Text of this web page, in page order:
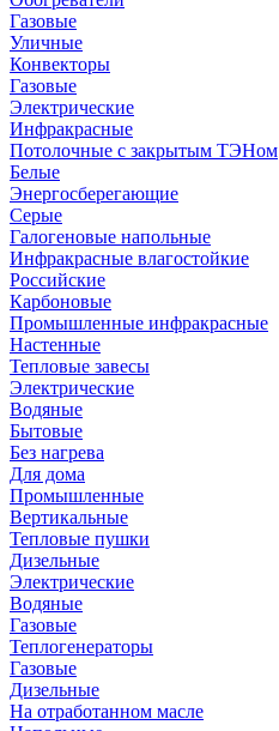
Газовые
Уличные
Конвекторы
Газовые
Электрические
Инфракрасные
Потолочные с закрытым ТЭНом
Белые
Энергосберегающие
Серые
Галогеновые напольные
Инфракрасные влагостойкие
Российские
Карбоновые
Промышленные инфракрасные
Настенные
Тепловые завесы
Электрические
Водяные
Бытовые
Без нагрева
Для дома
Промышленные
Вертикальные
Тепловые пушки
Дизельные
Электрические
Водяные
Газовые
Теплогенераторы
Газовые
Дизельные
На отработанном масле